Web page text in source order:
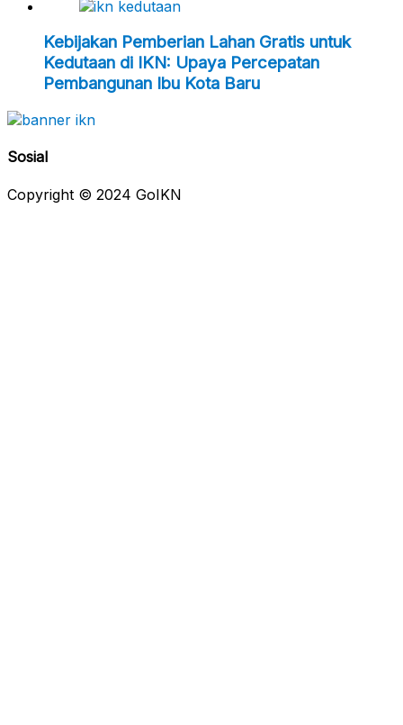
Kebijakan Pemberian Lahan Gratis untuk
Kedutaan di IKN: Upaya Percepatan
Pembangunan Ibu Kota Baru
Sosial
Copyright © 2024 GoIKN